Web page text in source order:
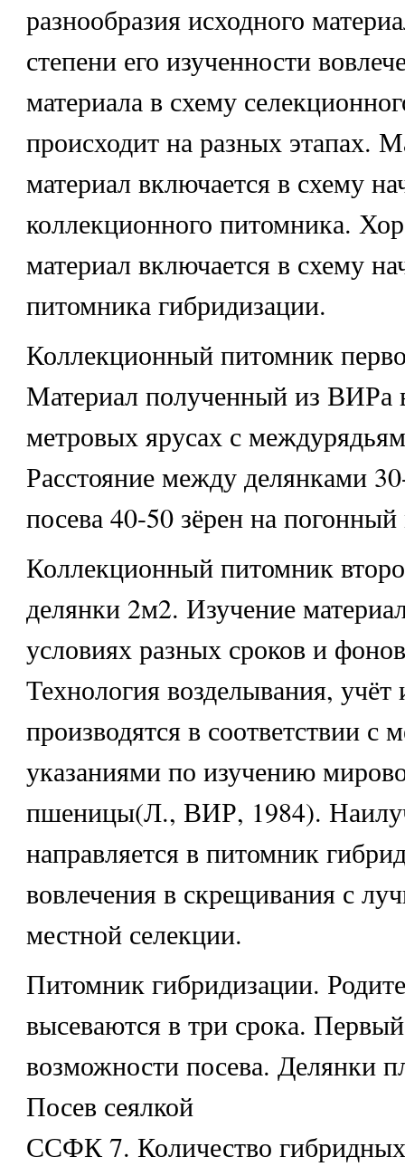
разнообразия исходного
степени его изученности
материала в схему
происходит на разных этапах.
материал включается в схему
коллекционного питомника.
материал включается в схему
питомника гибридизации.
Коллекционный питомник
Материал полученный из ВИРа
метровых ярусах с
Расстояние между делянками
посева 40-50 зёрен на
Коллекционный питомник
делянки 2м2. Изучение
условиях разных сроков и
Технология возделывания,
производятся в соответствии с
указаниями по изучению
пшеницы(Л., ВИР, 1984).
направляется в питомник
вовлечения в скрещивания с
местной селекции.
Питомник гибридизации.
высеваются в три срока.
возможности посева. Делянки
Посев сеялкой
ССФК 7. Количество гибридных